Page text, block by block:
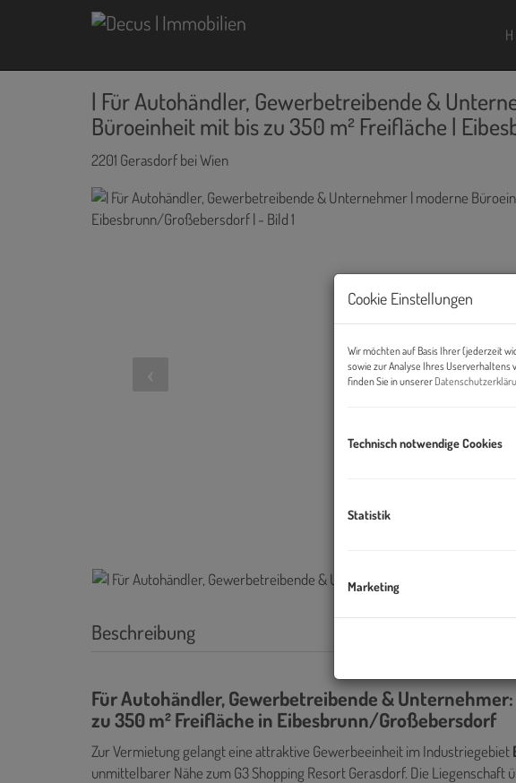
| Für Autohändler, Gewerbetreibende &
Büroeinheit mit bis zu 350 m² Freifläche |
2201 Gerasdorf bei Wien
Beschreibung
Für Autohändler, Gewerbetreibende &
zu 350 m² Freifläche in Eibesbrunn/Großebersdorf
Zur Vermietung gelangt eine attraktive Gewerbeeinheit im Industriegebiet
unmittelbarer Nähe zum G3 Shopping Resort Gerasdorf. Die
Cookie Einstellungen
Wir möchten auf Basis Ihrer (jederzeit
sowie zur Analyse Ihres
finden Sie in unserer
Technisch notwendige Cookies
Statistik
Marketing